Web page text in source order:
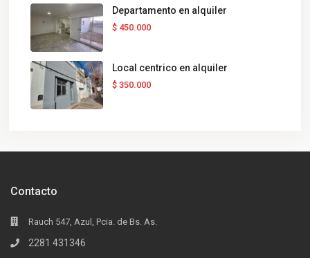
Departamento en alquiler
$ 450.000
Local centrico en alquiler
$ 350.000
Contacto
Rauch 547, Azul, Pcia. de Bs. As.
2281 431346